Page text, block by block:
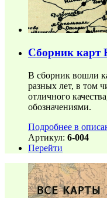
Сборник карт
В сборник вошли
разных лет, в том
отличного
обозначениями.
Подробнее в
Артикул: 6-004
Перейти